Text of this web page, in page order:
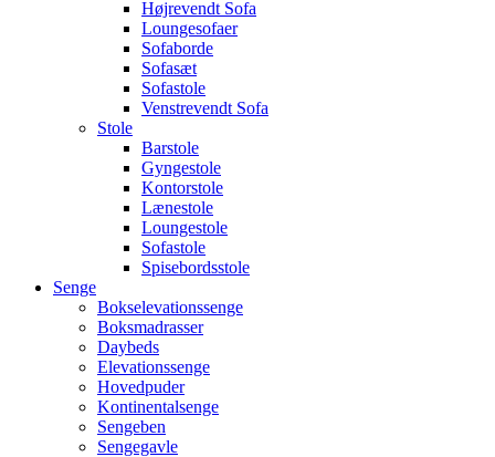
Højrevendt Sofa
Loungesofaer
Sofaborde
Sofasæt
Sofastole
Venstrevendt Sofa
Stole
Barstole
Gyngestole
Kontorstole
Lænestole
Loungestole
Sofastole
Spisebordsstole
Senge
Bokselevationssenge
Boksmadrasser
Daybeds
Elevationssenge
Hovedpuder
Kontinentalsenge
Sengeben
Sengegavle